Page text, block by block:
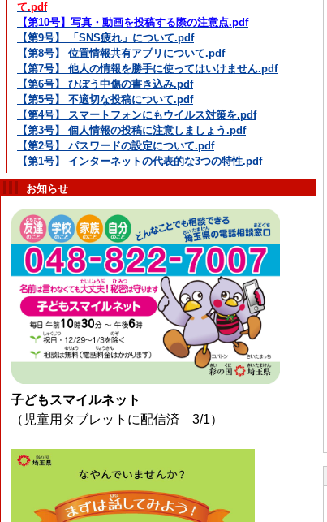
て.pdf
【第10号】写真・動画を投稿する際の注意点.pdf
【第9号】 「SNS疲れ」について.pdf
【第8号】 位置情報共有アプリについて.pdf
【第7号】 他人の情報を勝手に使ってはいけません.pdf
【第6号】 ひぼう中傷の書き込み.pdf
【第5号】 不適切な投稿について.pdf
【第4号】 スマートフォンにもウイルス対策を.pdf
【第3号】 個人情報の投稿に注意しましょう.pdf
【第2号】 パスワードの設定について.pdf
【第1号】 インターネットの代表的な3つの特性.pdf
お知らせ
子どもスマイルネット
（児童用タブレットに配信済 3/1）